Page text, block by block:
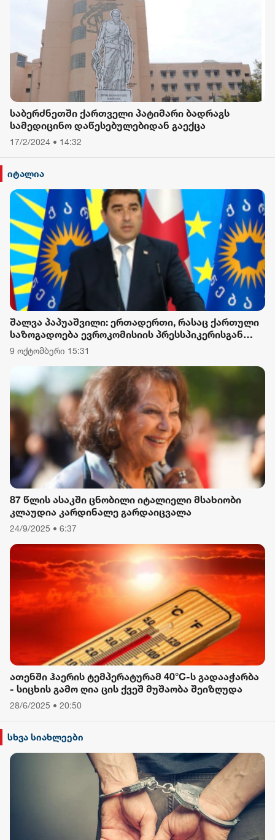
საბერძნეთში ქართველი პატიმარი ბადრაგს
სამედიცინო დაწესებულებიდან გაექცა
17/2/2024 • 14:32
იტალია
შალვა პაპუაშვილი: ერთადერთი, რასაც ქართული
საზოგადოება ევროკომისიის პრესსპიკერისგან
მოელის, არის ბოდიში ხელისუფლების დამხობის
მიზნით დაორგანიზებული შეკრების მხარდაჭერის
9 ოქტომბერი 15:31
87 წლის ასაკში ცნობილი იტალიელი მსახიობი
კლაუდია კარდინალე გარდაიცვალა
24/9/2025 • 6:37
ათენში ჰაერის ტემპერატურამ 40°C-ს გადააჭარბა
- სიცხის გამო ღია ცის ქვეშ მუშაობა შეიზღუდა
28/6/2025 • 20:50
სხვა სიახლეები